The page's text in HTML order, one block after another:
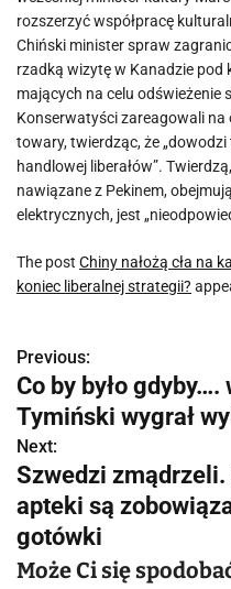
rozszerzyć współpracę
Chiński minister spraw
rzadką wizytę w Kanadzie pod
mających na celu odświeżenie
Konserwatyści zareagowali na
towary, twierdząc, że
handlowej liberałów”.
nawiązane z Pekinem,
elektrycznych, jest
The post Chiny nałożą cła na
koniec liberalnej strategii?
N
a
w
i
g
a
Previous:
Co by było
Tymiński wygrał
Next:
Szwedzi
apteki są
gotówki
Może Ci się